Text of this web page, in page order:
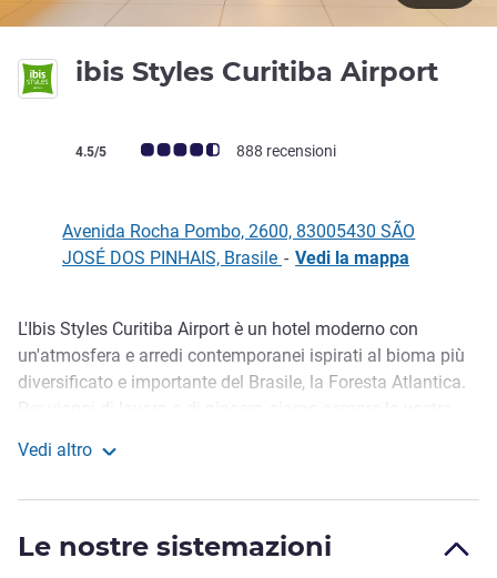
ibis Styles Curitiba Airport3
Giudizio clienti (Valutazione ALL)
4.5/5 888 recensioni
Avenida Rocha Pombo, 2600, 83005430 SÃO
JOSÉ DOS PINHAIS, Brasile - Vedi la mappa
Descrizione
L'Ibis Styles Curitiba Airport è un hotel moderno con
un'atmosfera e arredi contemporanei ispirati al bioma più
diversificato e importante del Brasile, la Foresta Atlantica.
aria condizionata, TV via cavo, finestre insonorizzate e
Le nostre camere Family possono accogliere fino a 4 ospiti
Vedi altro
Le nostre sistemazioni